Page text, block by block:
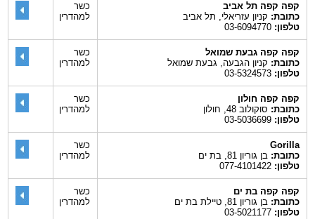
קפה קפה תל אביב
כתובת:קניון עזריאלי, תל אביב
טלפון:03-6094770
כשר
למהדרין
קפה קפה גבעת שמואל
כתובת:קניון הגבעה, גבעת שמואל
טלפון:03-5324573
כשר
למהדרין
קפה קפה חולון
כתובת:סוקולוב 48, חולון
טלפון:03-5036699
כשר
למהדרין
Gorilla
כתובת:בן גוריון 81, בת ים
טלפון:077-4101422
כשר
למהדרין
קפה קפה בת ים
כתובת:בן גוריון 81, טיילת בת ים
טלפון:03-5021177
כשר
למהדרין